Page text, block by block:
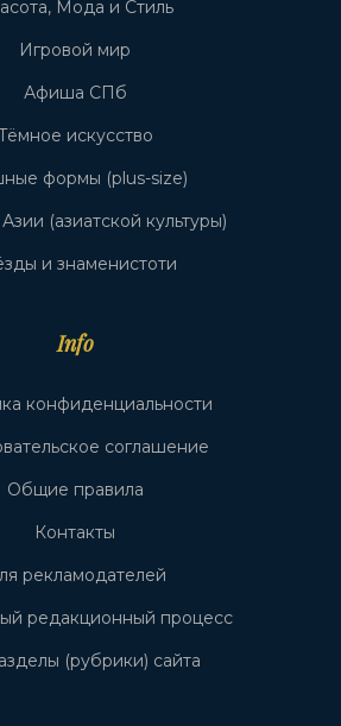
Мода и Стиль
Игровой мир
Афиша СПб
искусство
формы (plus-size)
(азиатской культуры)
и знаменистоти
Info
конфиденциальности
соглашение
Общие правила
Контакты
рекламодателей
редакционный процесс
(рубрики) сайта